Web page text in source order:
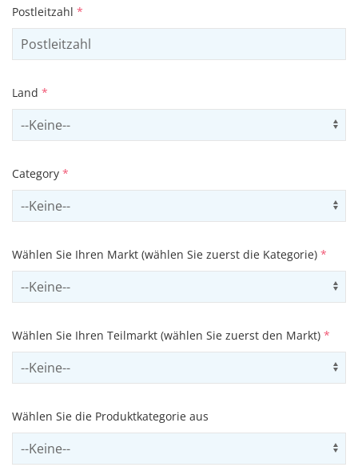
Postleitzahl *
Land *
Select country
Category *
Select contactCategory
Wählen Sie Ihren Markt (wählen Sie zuerst die Kategorie) *
Select sector
Wählen Sie Ihren Teilmarkt (wählen Sie zuerst den Markt) *
Select subSector
Wählen Sie die Produktkategorie aus
Select productCategory